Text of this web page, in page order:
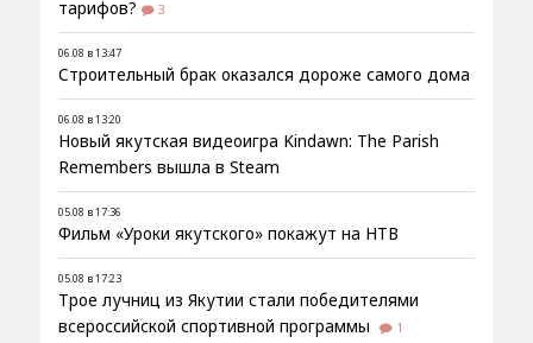
тарифов?
3
06.08 в 13:47
Строительный брак оказался дороже самого дома
06.08 в 13:20
Новый якутская видеоигра Kindawn: The Parish
Remembers вышла в Steam
05.08 в 17:36
Фильм «Уроки якутского» покажут на НТВ
05.08 в 17:23
Трое лучниц из Якутии стали победителями
всероссийской спортивной программы
1